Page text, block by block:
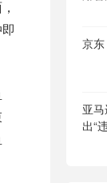
京
亚
出“